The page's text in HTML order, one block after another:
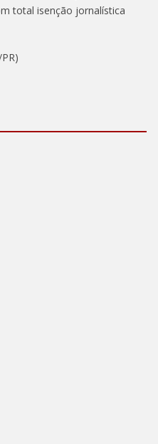
total isenção jornalística